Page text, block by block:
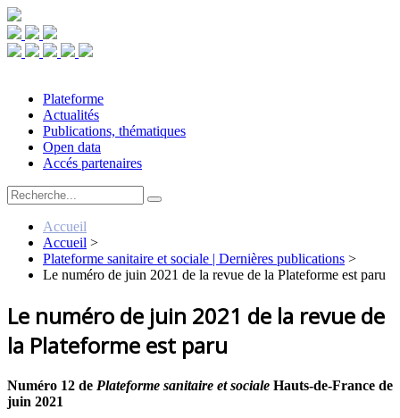
Plateforme
Actualités
Publications, thématiques
Open data
Accés partenaires
Accueil
Accueil >
Plateforme sanitaire et sociale | Dernières publications >
Le numéro de juin 2021 de la revue de la Plateforme est paru
Le numéro de juin 2021 de la revue de
la Plateforme est paru
Numéro 12 de Plateforme sanitaire et sociale Hauts-de-France de
juin 2021